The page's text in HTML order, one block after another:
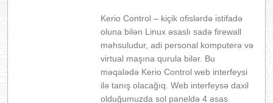
Kerio Control – kiçik ofislərdə istifadə
oluna bilən Linux əsaslı sadə firewall
məhsuludur, adi personal komputerə və
virtual maşına qurula bilər. Bu
məqalədə Kerio Control web interfeysi
ilə tanış olacağıq. Web interfeysə daxil
olduğumuzda sol paneldə 4 əsas